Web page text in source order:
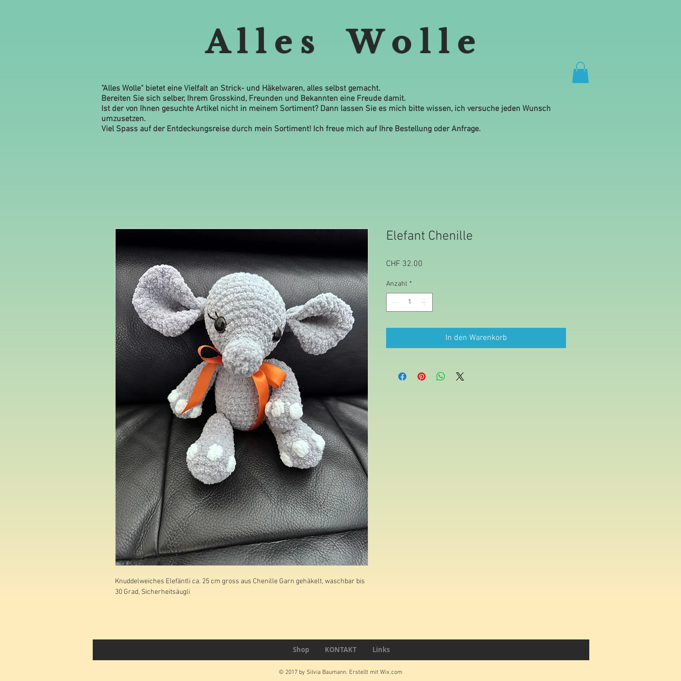
A l l e s W o l l e
"Alles Wolle" bietet eine Vielfalt an Strick- und Häkelwaren, alles selbst gemacht.
Bereiten Sie sich selber, Ihrem Grosskind, Freunden und Bekannten eine Freude damit.
Ist der von Ihnen gesuchte Artikel nicht in meinem Sortiment? Dann lassen Sie es mich bitte wissen, ich versuche jeden Wunsch
umzusetzen.
Viel Spass auf der Entdeckungsreise durch mein Sortiment! Ich freue mich auf Ihre Bestellung oder Anfrage.
Knuddelweiches Elefäntli ca. 25 cm gross aus Chenille Garn gehäkelt, waschbar bis
30 Grad, Sicherheitsäugli
Elefant Chenille
CHF 32.00
Anzahl *
In den Warenkorb
Shop KONTAKT Links
© 2017 by Silvia Baumann. Erstellt mit Wix.com